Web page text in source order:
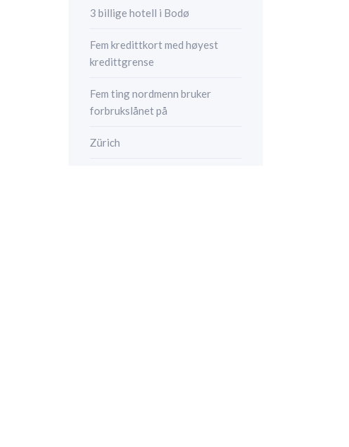
3 billige hotell i Bodø
Fem kredittkort med høyest
kredittgrense
Fem ting nordmenn bruker
forbrukslånet på
Zürich